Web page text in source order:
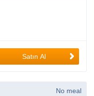
Satın Al
No meal